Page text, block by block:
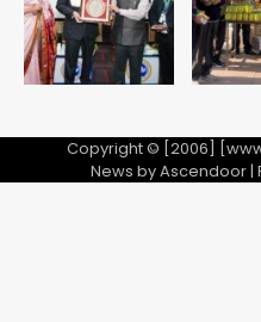
5
भेजा नोटिस
Copyright © [2006]
News byAscendoor|